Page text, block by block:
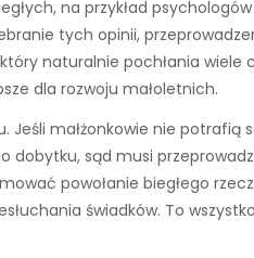
na przykład
tych opinii,
naturalnie pochłania wiele
dla rozwoju małoletnich.
Jeśli małżonkowie nie potrafią
dobytku, sąd musi
powołanie biegłego
świadków. To